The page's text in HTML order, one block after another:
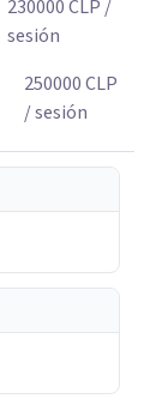
230000CLP /
sesión
250000CLP
/ sesión